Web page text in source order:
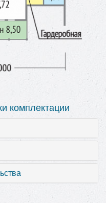
комплектации